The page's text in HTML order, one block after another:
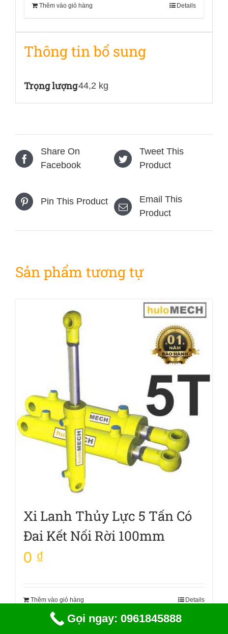
Thêm vào giỏ hàng Details
Thông tin bổ sung
Trọng lượng44,2 kg
Share On
Facebook
Tweet This
Product
Pin This Product
Email This
Product
Sản phẩm tương tự
Xi Lanh Thủy Lực 5 Tấn Có
Đai Kết Nối Rời 100mm
0 ₫
Thêm vào giỏ hàng Details
Gọi ngay: 0961845888